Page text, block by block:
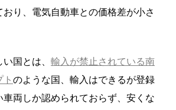
り、電気自動車との価格差が小さ
国とは、 輸入が禁止されている南
のような国、輸入はできるが登録
両しか認められておらず、安くな